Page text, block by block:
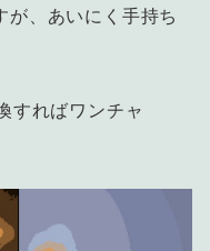
が、あいにく手持ち
すればワンチャ